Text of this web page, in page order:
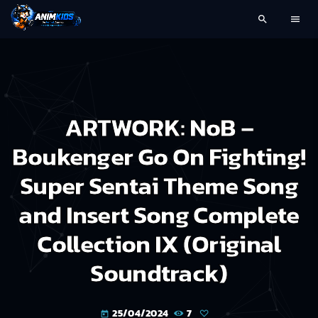
search menu
ARTWORK: NoB –
Boukenger Go On Fighting!
Super Sentai Theme Song
and Insert Song Complete
Collection IX (Original
Soundtrack)
today 25/04/2024 7